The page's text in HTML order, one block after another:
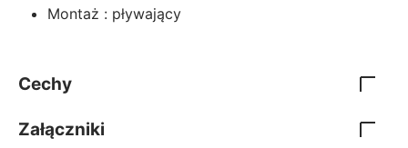
Montaż : pływający
Cechy
Załączniki